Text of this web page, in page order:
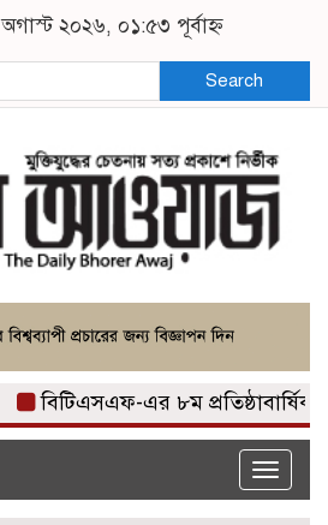
২০২৬, ০১:৫৩ পূর্বাহ্ন
Search
বিটিএসএফ-এর ৮ম প্রতিষ্ঠাবার্ষিকী
Toggle